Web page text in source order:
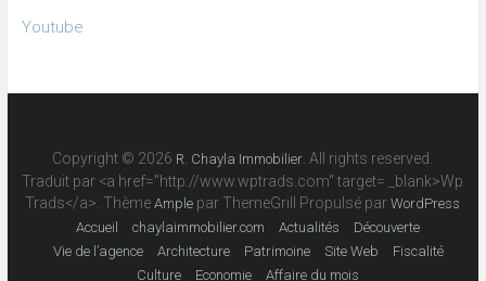
Youtube
Copyright © 2026 R. Chayla Immobilier . All rights reserved.
Traduit par <a href="http://www.wptrads.com" target= _blank>Wp
Trads</a>. ThèmeAmple par ThemeGrill Propulsé parWordPress
Accueil
chaylaimmobilier.com Actualités
Découverte
Vie de l’agence
Architecture Patrimoine Site Web
Fiscalité
Culture
Economie Affaire du mois